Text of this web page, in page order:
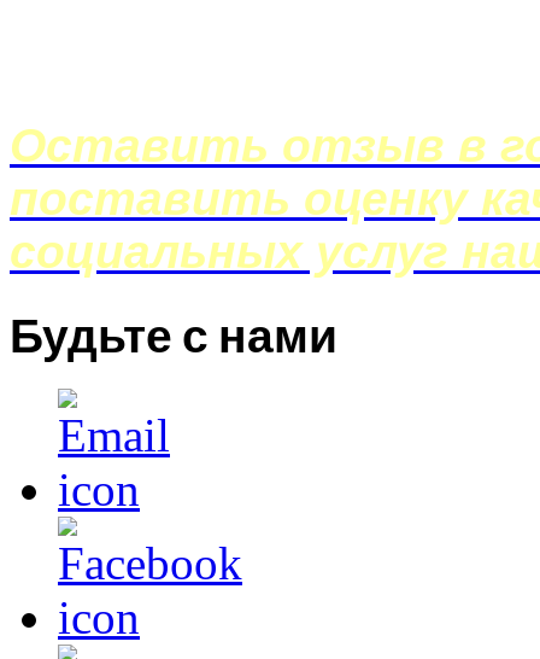
Оставить отзыв в
поставить оценку
социальных услуг
Будьте с нами